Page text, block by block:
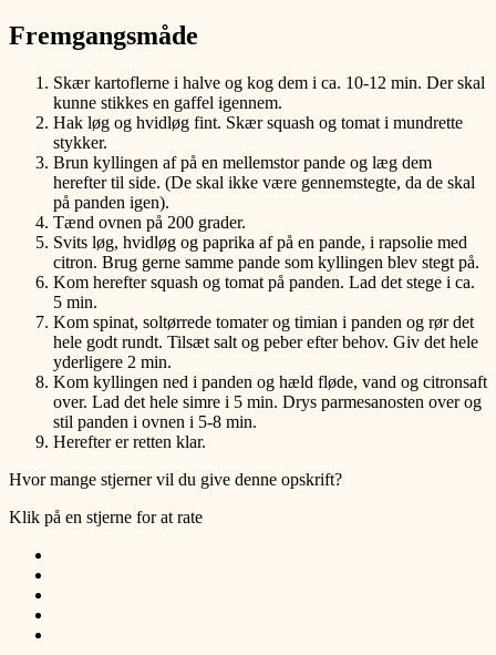
Fremgangsmåde
Skær kartoflerne i halve og kog dem i ca. 10-12 min. Der skal
kunne stikkes en gaffel igennem.
Hak løg og hvidløg fint. Skær squash og tomat i mundrette
stykker.
Brun kyllingen af på en mellemstor pande og læg dem
herefter til side. (De skal ikke være gennemstegte, da de skal
på panden igen).
Tænd ovnen på 200 grader.
Svits løg, hvidløg og paprika af på en pande, i rapsolie med
citron. Brug gerne samme pande som kyllingen blev stegt på.
Kom herefter squash og tomat på panden. Lad det stege i ca.
5 min.
Kom spinat, soltørrede tomater og timian i panden og rør det
hele godt rundt. Tilsæt salt og peber efter behov. Giv det hele
yderligere 2 min.
Kom kyllingen ned i panden og hæld fløde, vand og citronsaft
over. Lad det hele simre i 5 min. Drys parmesanosten over og
stil panden i ovnen i 5-8 min.
Herefter er retten klar.
Hvor mange stjerner vil du give denne opskrift?
Klik på en stjerne for at rate